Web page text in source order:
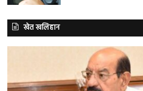
खेत खलिहान